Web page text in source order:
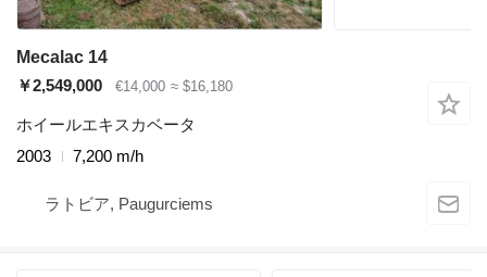
Mecalac 14
￥2,549,000
€14,000 ≈ $16,180
ホイールエキスカベータ
2003
7,200 m/h
ラトビア, Paugurciems